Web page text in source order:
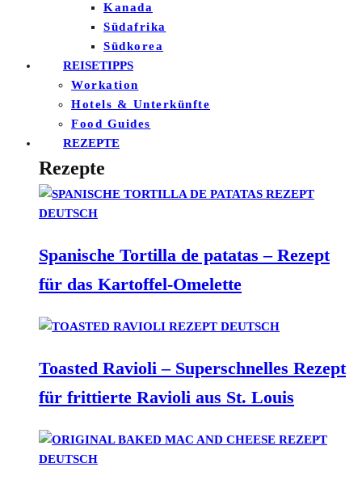
Kanada
Südafrika
Südkorea
REISETIPPS
Workation
Hotels & Unterkünfte
Food Guides
REZEPTE
Rezepte
Spanische Tortilla de patatas – Rezept
für das Kartoffel-Omelette
Toasted Ravioli – Superschnelles Rezept
für frittierte Ravioli aus St. Louis